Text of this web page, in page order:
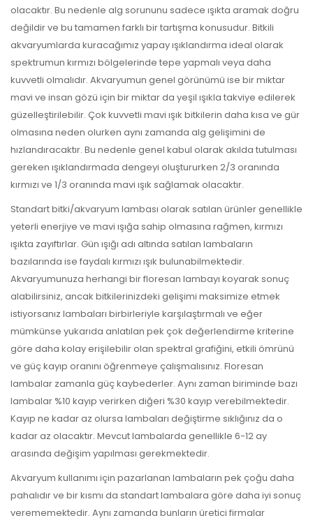
olacaktır. Bu nedenle alg sorununu sadece ışıkta aramak doğru
değildir ve bu tamamen farklı bir tartışma konusudur. Bitkili
akvaryumlarda kuracağımız yapay ışıklandırma ideal olarak
spektrumun kırmızı bölgelerinde tepe yapmalı veya daha
kuvvetli olmalıdır. Akvaryumun genel görünümü ise bir miktar
mavi ve insan gözü için bir miktar da yeşil ışıkla takviye edilerek
güzelleştirilebilir. Çok kuvvetli mavi ışık bitkilerin daha kısa ve gür
olmasına neden olurken aynı zamanda alg gelişimini de
hızlandıracaktır. Bu nedenle genel kabul olarak akılda tutulması
gereken ışıklandırmada dengeyi oluştururken 2/3 oranında
kırmızı ve 1/3 oranında mavi ışık sağlamak olacaktır.
Standart bitki/akvaryum lambası olarak satılan ürünler genellikle
yeterli enerjiye ve mavi ışığa sahip olmasına rağmen, kırmızı
ışıkta zayıftırlar. Gün ışığı adı altında satılan lambaların
bazılarında ise faydalı kırmızı ışık bulunabilmektedir.
Akvaryumunuza herhangi bir floresan lambayı koyarak sonuç
alabilirsiniz, ancak bitkilerinizdeki gelişimi maksimize etmek
istiyorsanız lambaları birbirleriyle karşılaştırmalı ve eğer
mümkünse yukarıda anlatılan pek çok değerlendirme kriterine
göre daha kolay erişilebilir olan spektral grafiğini, etkili ömrünü
ve güç kayıp oranını öğrenmeye çalışmalısınız. Floresan
lambalar zamanla güç kaybederler. Aynı zaman biriminde bazı
lambalar %10 kayıp verirken diğeri %30 kayıp verebilmektedir.
Kayıp ne kadar az olursa lambaları değiştirme sıklığınız da o
kadar az olacaktır. Mevcut lambalarda genellikle 6-12 ay
arasında değişim yapılması gerekmektedir.
Akvaryum kullanımı için pazarlanan lambaların pek çoğu daha
pahalıdır ve bir kısmı da standart lambalara göre daha iyi sonuç
verememektedir. Aynı zamanda bunların üretici firmalar